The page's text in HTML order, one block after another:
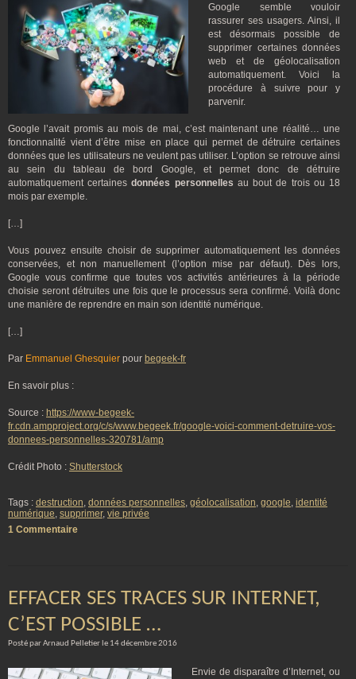
Google semble vouloir
rassurer ses usagers. Ainsi, il
est désormais possible de
supprimer certaines données
web et de géolocalisation
automatiquement. Voici la
procédure à suivre pour y
parvenir.
Google l’avait promis au mois de mai, c’est maintenant une réalité… une
fonctionnalité vient d’être mise en place qui permet de détruire certaines
données que les utilisateurs ne veulent pas utiliser. L’option se retrouve ainsi
au sein du tableau de bord Google, et permet donc de détruire
automatiquement certainesdonnées personnelles au bout de trois ou 18
mois par exemple.
[…]
Vous pouvez ensuite choisir de supprimer automatiquement les données
conservées, et non manuellement (l’option mise par défaut). Dès lors,
Google vous confirme que toutes vos activités antérieures à la période
choisie seront détruites une fois que le processus sera confirmé. Voilà donc
une manière de reprendre en main son identité numérique.
[…]
Par Emmanuel Ghesquier pour begeek-fr
En savoir plus :
Source : https://www-begeek-
fr.cdn.ampproject.org/c/s/www.begeek.fr/google-voici-comment-detruire-vos-
donnees-personnelles-320781/amp
Crédit Photo : Shutterstock
Tags : destruction, données personnelles, géolocalisation, google, identité
numérique, supprimer, vie privée
1 Commentaire
EFFACER SES TRACES SUR INTERNET,
C’EST POSSIBLE …
Posté par Arnaud Pelletier le 14 décembre 2016
Envie de disparaître d’Internet, ou